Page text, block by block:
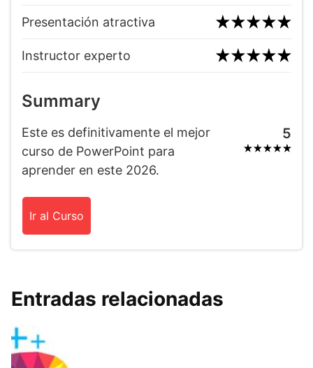
Presentación atractiva
Instructor experto
Summary
Este es definitivamente el mejor
curso de PowerPoint para
aprender en este 2026.
5
Ir al Curso
Entradas relacionadas